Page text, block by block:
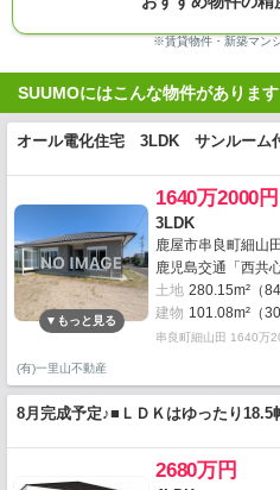
※賃貸物件・新築マン
SUUMOにはこんな物件があります
オール電化住宅 3LDK サンルー
1640万2000円
3LDK
鹿屋市串良町細山田
鹿児島交通「西共
土地 280.15m²（
建物 101.08m²（
串良町細山田 1640万
(有)一里山不動産
8月完成予定♪■ＬＤＫはゆったり
2680万円